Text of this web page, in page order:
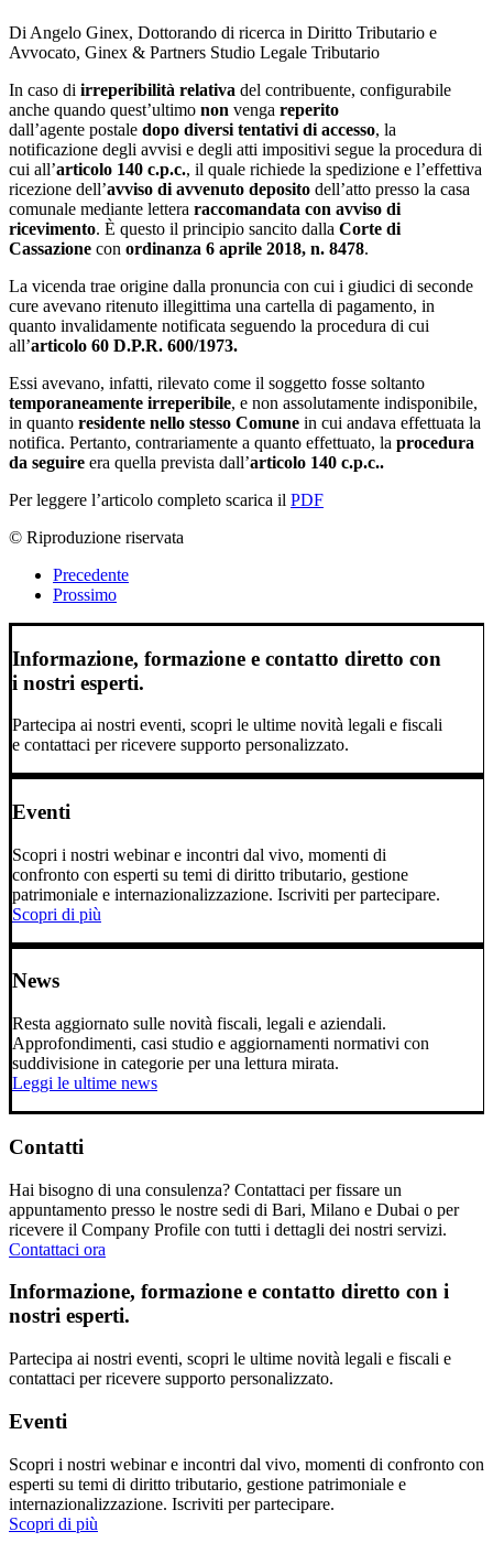
Di Angelo Ginex, Dottorando di ricerca in Diritto Tributario e
Avvocato, Ginex & Partners Studio Legale Tributario
In caso di irreperibilità relativa del contribuente, configurabile
anche quando quest’ultimo non venga reperito
dall’agente postale dopo diversi tentativi di accesso, la
notificazione degli avvisi e degli atti impositivi segue la procedura di
cui all’articolo 140 c.p.c., il quale richiede la spedizione e l’effettiva
ricezione dell’avviso di avvenuto deposito dell’atto presso la casa
comunale mediante lettera raccomandata con avviso di
ricevimento. È questo il principio sancito dalla Corte di
Cassazione con ordinanza 6 aprile 2018, n. 8478.
La vicenda trae origine dalla pronuncia con cui i giudici di seconde
cure avevano ritenuto illegittima una cartella di pagamento, in
quanto invalidamente notificata seguendo la procedura di cui
all’articolo 60 D.P.R. 600/1973.
Essi avevano, infatti, rilevato come il soggetto fosse soltanto
temporaneamente irreperibile, e non assolutamente indisponibile,
in quanto residente nello stesso Comune in cui andava effettuata la
notifica. Pertanto, contrariamente a quanto effettuato, la procedura
da seguire era quella prevista dall’articolo 140 c.p.c..
Per leggere l’articolo completo scarica il PDF
© Riproduzione riservata
Precedente
Prossimo
Informazione, formazione e contatto diretto con
i nostri esperti.
Partecipa ai nostri eventi, scopri le ultime novità legali e fiscali
e contattaci per ricevere supporto personalizzato.
Eventi
Scopri i nostri webinar e incontri dal vivo, momenti di
confronto con esperti su temi di diritto tributario, gestione
patrimoniale e internazionalizzazione. Iscriviti per partecipare.
Scopri di più
News
Resta aggiornato sulle novità fiscali, legali e aziendali.
Approfondimenti, casi studio e aggiornamenti normativi con
suddivisione in categorie per una lettura mirata.
Leggi le ultime news
Contatti
Hai bisogno di una consulenza? Contattaci per fissare un
appuntamento presso le nostre sedi di Bari, Milano e Dubai o per
ricevere il Company Profile con tutti i dettagli dei nostri servizi.
Contattaci ora
Informazione, formazione e contatto diretto con i
nostri esperti.
Partecipa ai nostri eventi, scopri le ultime novità legali e fiscali e
contattaci per ricevere supporto personalizzato.
Eventi
Scopri i nostri webinar e incontri dal vivo, momenti di confronto con
esperti su temi di diritto tributario, gestione patrimoniale e
internazionalizzazione. Iscriviti per partecipare.
Scopri di più